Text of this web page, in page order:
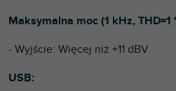
Maksymalna moc (1 kHz, THD=1
- Wyjście: Więcej niż +11 dBV
USB: